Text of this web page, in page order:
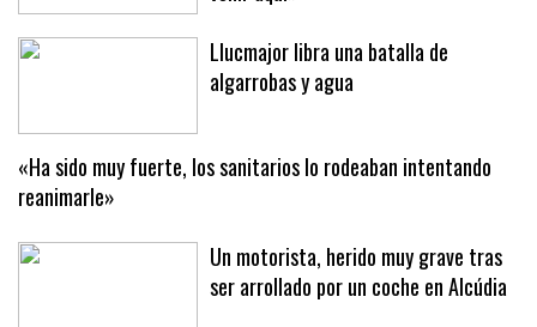
momento tenía clarísimo que quería
venir aquí»
Llucmajor libra una batalla de
«Ha sido muy fuerte, los sanitarios lo rodeaban intentando
reanimarle»
Un motorista, herido muy grave tras